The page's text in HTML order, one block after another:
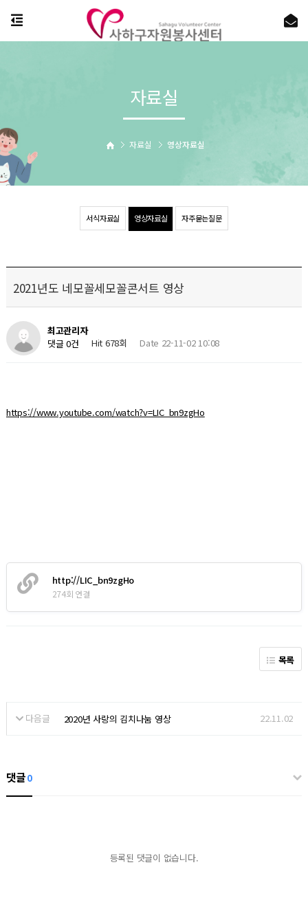
서식자료실 영상자료실 자주묻는질문
자료실 영상자료실
자료실
2021년도 네모꼴세모꼴콘서트 영상
최고관리자
댓글 0건
Hit 678회 Date 22-11-02 10:08
https://www.youtube.com/watch?v=LIC_bn9zgHo
http://LIC_bn9zgHo
274회 연결
목록
다음글 2020년 사랑의 김치나눔 영상 22.11.02
댓글0
등록된 댓글이 없습니다.